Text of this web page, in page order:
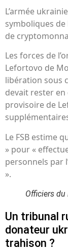
L’armée
symboliques
de
Les forces de
Lefortovo de
libération sous
devait rester
provisoire de
Le FSB estime
» pour «
personnels par
».
Officiers du
Un tribunal
donateur
trahison ?